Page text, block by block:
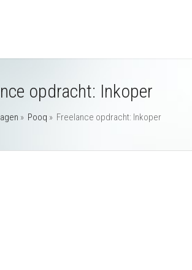
opdracht: Inkoper
» Pooq » Freelance opdracht: Inkoper